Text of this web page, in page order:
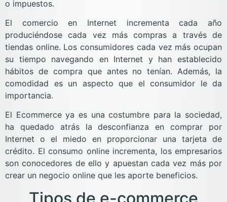
o impuestos.
El comercio en Internet incrementa cada año
produciéndose cada vez más compras a través de
tiendas online. Los consumidores cada vez más ocupan
su tiempo navegando en Internet y han establecido
hábitos de compra que antes no tenían. Además, la
comodidad es un aspecto que el consumidor le da
importancia.
El Ecommerce ya es una costumbre para la sociedad,
ha quedado atrás la desconfianza en comprar por
Internet o el miedo en proporcionar una tarjeta de
crédito. El consumo online incrementa, los empresarios
son conocedores de ello y apuestan cada vez más por
crear un negocio online que les aporte beneficios.